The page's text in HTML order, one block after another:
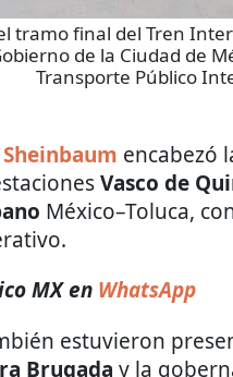
tramo final del Tren
de la Ciudad de
Transporte Público
encabezó
Vasco de
México–Toluca,
MX en WhatsApp
estuvieron
Brugada y la